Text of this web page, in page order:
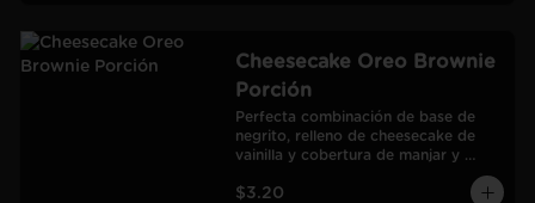
Cheesecake Oreo Brownie
Porción
Perfecta combinación de base de
negrito, relleno de cheesecake de
vainilla y cobertura de manjar y
$3.20